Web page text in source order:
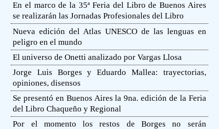
En el marco de la 35ª Feria del Libro de Buenos Aires
se realizarán las Jornadas Profesionales del Libro
Nueva edición del Atlas UNESCO de las lenguas en
peligro en el mundo
El universo de Onetti analizado por Vargas Llosa
Jorge Luis Borges y Eduardo Mallea: trayectorias,
opiniones, disensos
Se presentó en Buenos Aires la 9na. edición de la Feria
del Libro Chaqueño y Regional
Por el momento los restos de Borges no serán